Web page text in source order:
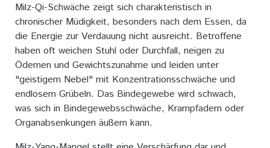
Milz-Qi-Schwäche zeigt sich charakteristisch in
chronischer Müdigkeit, besonders nach dem Essen, da
die Energie zur Verdauung nicht ausreicht. Betroffene
haben oft weichen Stuhl oder Durchfall, neigen zu
Ödemen und Gewichtszunahme und leiden unter
"geistigem Nebel" mit Konzentrationsschwäche und
endlosem Grübeln. Das Bindegewebe wird schwach,
was sich in Bindegewebsschwäche, Krampfadern oder
Organabsenkungen äußern kann.